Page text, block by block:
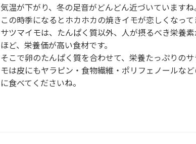
気温が下がり、冬の足音がどんどん近づいていますね
この時季になるとホカホカの焼きイモが恋しくなって
サツマイモは、たんぱく質以外、人が摂るべき栄養
ほど、栄養価が高い食材です。
そこで卵のたんぱく質を合わせて、栄養たっぷりの
モは皮にもヤラピン・食物繊維・ポリフェノールな
に食べてくださいね。